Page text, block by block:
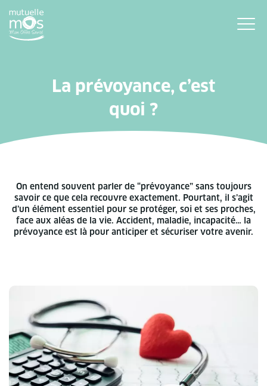
La prévoyance, c’est
quoi ?
On entend souvent parler de “prévoyance” sans toujours
savoir ce que cela recouvre exactement. Pourtant, il s’agit
d’un élément essentiel pour se protéger, soi et ses proches,
face aux aléas de la vie. Accident, maladie, incapacité… la
prévoyance est là pour anticiper et sécuriser votre avenir.